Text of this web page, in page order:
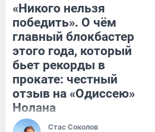
«Никого нельзя
победить». О чём
главный блокбастер
этого года, который
бьет рекорды в
прокате: честный
отзыв на «Одиссею»
Нолана
Стас Соколов